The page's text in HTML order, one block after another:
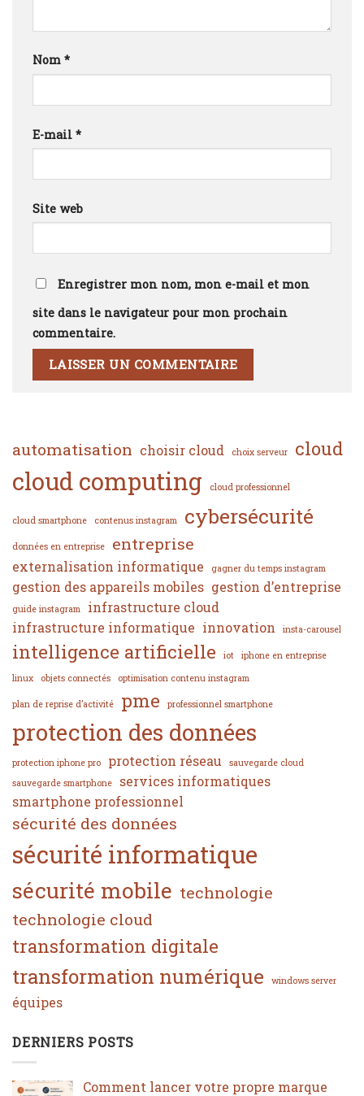
Nom *
E-mail *
Site web
Enregistrer mon nom, mon e-mail et mon
site dans le navigateur pour mon prochain
commentaire.
automatisation choisir cloud choix serveur cloud
cloud computing cloud professionnel
cloud smartphone contenus instagram cybersécurité
données en entreprise entreprise
externalisation informatique gagner du temps instagram
gestion des appareils mobiles gestion d’entreprise
guide instagram
infrastructure cloud
infrastructure informatique innovation insta-carousel
intelligence artificielle iot
iphone en entreprise
linux
objets connectés optimisation contenu instagram
plan de reprise d’activité pme professionnel smartphone
protection des données
protection iphone pro protection réseau
sauvegarde cloud
sauvegarde smartphone
services informatiques
smartphone professionnel
sécurité des données
sécurité informatique
sécurité mobile technologie
technologie cloud
transformation digitale
transformation numérique windows server
équipes
DERNIERS POSTS
Comment lancer votre propre marque